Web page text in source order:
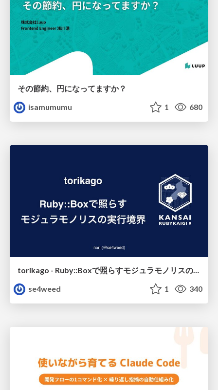
その節約、円になってますか？
isamumumu
1 680
torikago - Ruby::Boxで照らすモジュラモノリスの実行境界
se4weed
1 340